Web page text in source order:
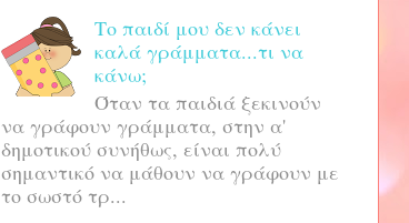
Το παιδί μου δεν κάνει
καλά γράμματα...τι να
κάνω;
Όταν τα παιδιά ξεκινούν
να γράφουν γράμματα, στην α'
δημοτικού συνήθως, είναι πολύ
σημαντικό να μάθουν να γράφουν με
το σωστό τρ...